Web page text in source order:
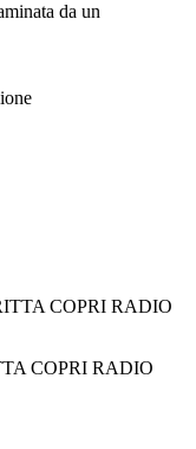
da un
COPRI RADIO